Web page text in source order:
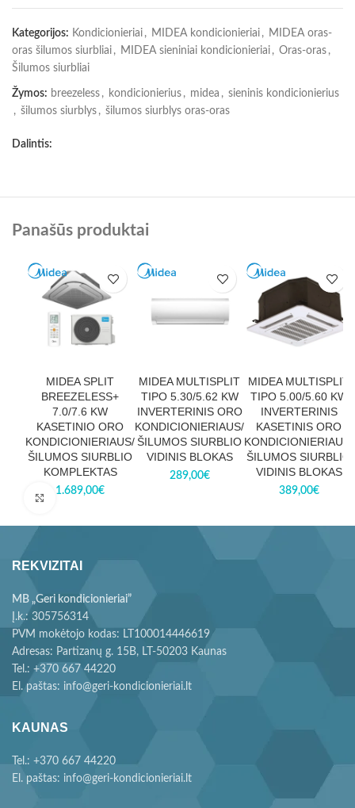
Paspauskite, kad padidintumėte
Kategorijos: Kondicionieriai , MIDEA kondicionieriai , MIDEA oras-
oras šilumos siurbliai , MIDEA sieniniai kondicionieriai , Oras-oras ,
Šilumos siurbliai
Žymos: breezeless , kondicionierius , midea , sieninis kondicionierius
, šilumos siurblys , šilumos siurblys oras-oras
Dalintis:
Panašūs produktai
MIDEA SPLIT
BREEZELESS+
7.0/7.6 KW
KASETINIO ORO
KONDICIONIERIAUS/
ŠILUMOS SIURBLIO
KOMPLEKTAS
1.689,00€
MIDEA MULTISPLIT
TIPO 5.30/5.62 KW
INVERTERINIS ORO
KONDICIONIERIAUS/
ŠILUMOS SIURBLIO
VIDINIS BLOKAS
289,00€
MIDEA MULTISPLIT
TIPO 5.00/5.60 KW
INVERTERINIS
KASETINIS ORO
KONDICIONIERIAUS/
ŠILUMOS SIURBLIO
VIDINIS BLOKAS
389,00€
REKVIZITAI
MB „Geri kondicionieriai”
Į.k.: 305756314
PVM mokėtojo kodas: LT100014446619
Adresas: Partizanų g. 15B, LT-50203 Kaunas
Tel.: +370 667 44220
El. paštas: info@geri-kondicionieriai.lt
KAUNAS
Tel.: +370 667 44220
El. paštas: info@geri-kondicionieriai.lt